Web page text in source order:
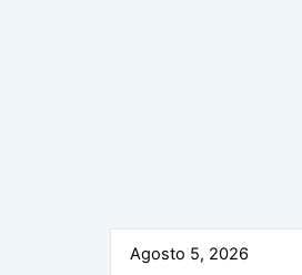
Agosto 5, 2026